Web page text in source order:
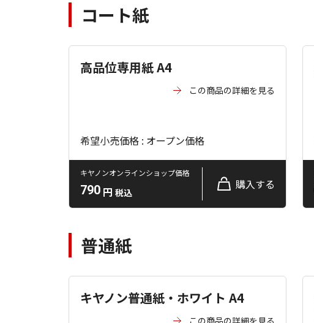
コート紙
高品位専用紙 A4
この商品の詳細を見る
希望小売価格 : オープン価格
キヤノンオンラインショップ価格
790 円 税込
購入する
普通紙
キヤノン普通紙・ホワイト A4
この商品の詳細を見る